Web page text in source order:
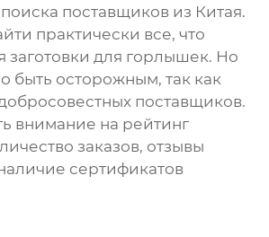
поставщиков из Китая.
практически все, что
заготовки для горлышек. Но
быть осторожным, так как
поставщиков.
внимание на рейтинг
заказов, отзывы
сертификатов